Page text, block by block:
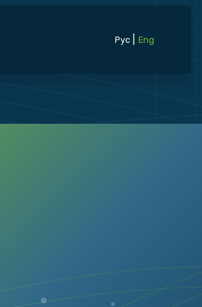
Рус Eng